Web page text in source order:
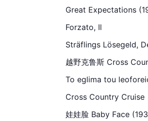
Great Expectations
Forzato, Il
Sträflings Lösegeld,
越野克鲁斯 Cross
To eglima tou
Cross Country Cruise
娃娃脸 Baby Face